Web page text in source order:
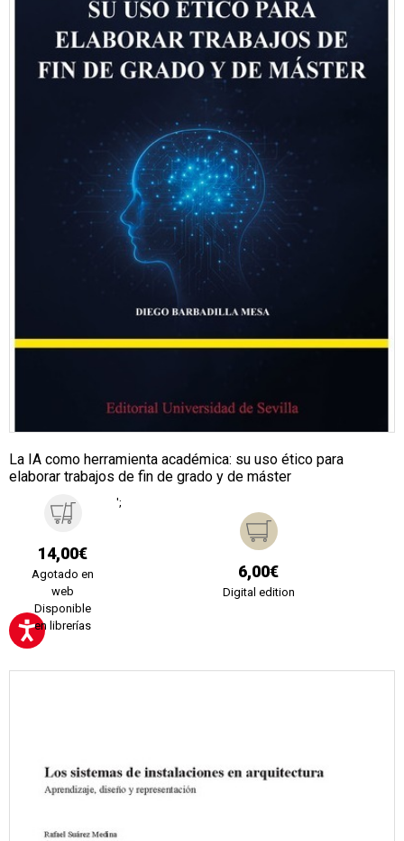
La IA como herramienta académica: su uso ético para
elaborar trabajos de fin de grado y de máster
14,00€
Agotado en
web
Disponible
en librerías
';
6,00€
Digital edition